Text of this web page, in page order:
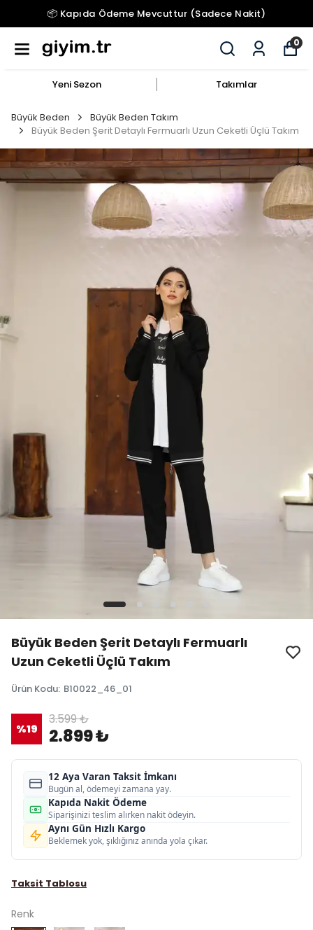
📦 Kapıda Ödeme Mevcuttur (Sadece Nakit)
0
Yeni Sezon Takımlar
Büyük Beden
Büyük Beden Takım
Büyük Beden Şerit Detaylı Fermuarlı Uzun Ceketli Üçlü Takım
Büyük Beden Şerit Detaylı Fermuarlı
Uzun Ceketli Üçlü Takım
Ürün Kodu: B10022_46_01
%19
3.599 ₺
2.899 ₺
12 Aya Varan Taksit İmkanı
Bugün al, ödemeyi zamana yay.
Kapıda Nakit Ödeme
Siparişinizi teslim alırken nakit ödeyin.
Aynı Gün Hızlı Kargo
Beklemek yok, şıklığınız anında yola çıkar.
Taksit Tablosu
Renk